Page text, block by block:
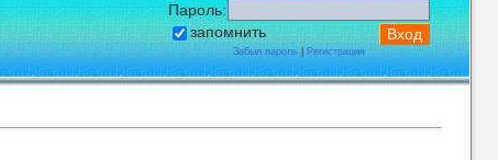
Пароль:
запомнить
Забыл пароль Регистрация